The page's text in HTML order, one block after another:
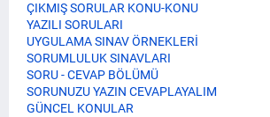
ÇIKMIŞ SORULAR KONU-KONU
YAZILI SORULARI
UYGULAMA SINAV ÖRNEKLERİ
SORUMLULUK SINAVLARI
SORU - CEVAP BÖLÜMÜ
SORUNUZU YAZIN CEVAPLAYALIM
GÜNCEL KONULAR